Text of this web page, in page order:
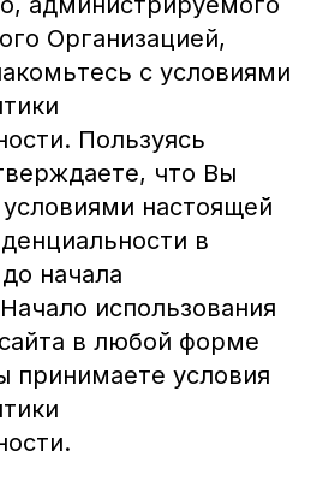
Организацией,
с условиями
Пользуясь
что Вы
настоящей
в
начала
использования
в любой форме
принимаете условия